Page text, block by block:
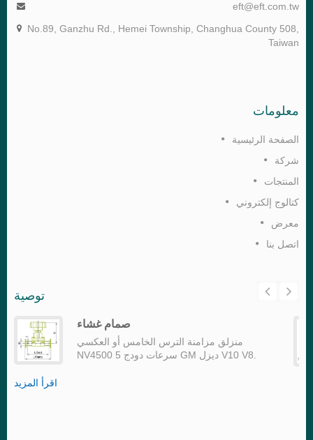
eft@eft.com.tw
No.89, Ganzhu Rd., Hemei Township, Changhua County 508,
Taiwan
معلومات
الصفحة الرئيسية
شركة
المنتجات
كتالوج إلكتروني
معرض
اتصل بنا
توصية
صمام غشاء
منزلق مزامنة الترس الخامس أو العكسي
NV4500 5 سرعات دودج GM ديزل V10 V8.
اقرأ المزيد